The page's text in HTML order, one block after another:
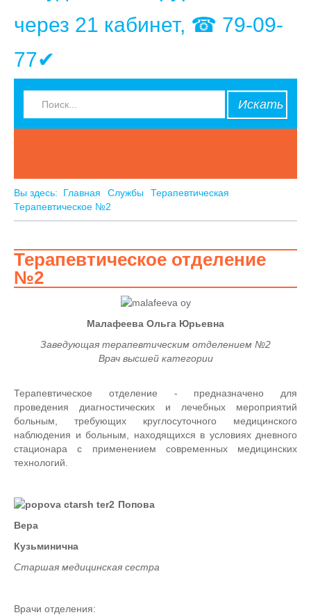
через 21 кабинет, ☎ 79-09-
77✔
Искать
Вы здесь: Главная Службы
Терапевтическая
Терапевтическое №2
Терапевтическое отделение
№2
Малафеева Ольга Юрьевна
Заведующая терапевтическим отделением №2
Врач высшей категории
Терапевтическое отделение - предназначено для
проведения диагностических и лечебных мероприятий
больным, требующих круглосуточного медицинского
наблюдения и больным, находящихся в условиях дневного
стационара с применением современных медицинских
технологий.
Попова
Вера
Кузьминична
Старшая медицинская сестра
Врачи отделения: